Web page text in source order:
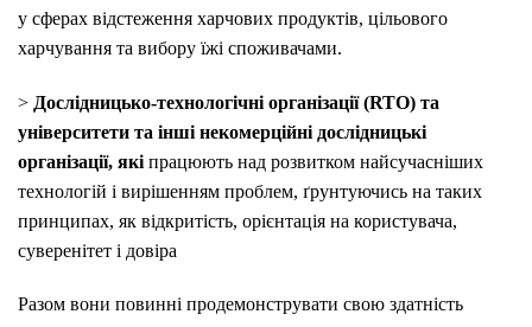
у сферах відстеження харчових продуктів, цільового
харчування та вибору їжі споживачами.
> Дослідницько-технологічні організації (RTO) та
університети та інші некомерційні дослідницькі
організації, які працюють над розвитком найсучасніших
технологій і вирішенням проблем, ґрунтуючись на таких
принципах, як відкритість, орієнтація на користувача,
суверенітет і довіра
Разом вони повинні продемонструвати свою здатність